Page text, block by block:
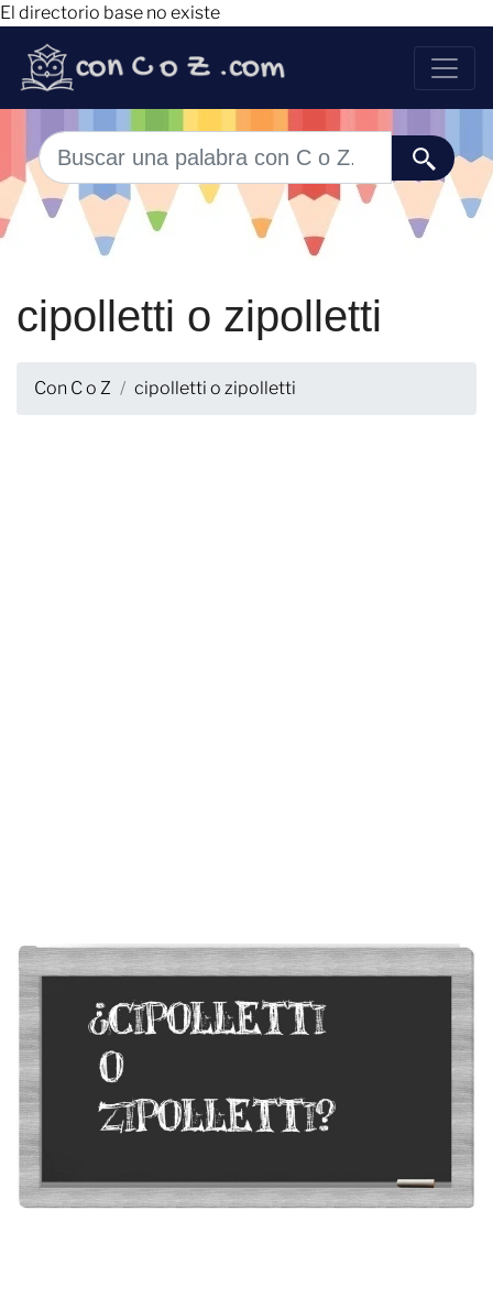
El directorio base no existe
cipolletti o zipolletti
Con C o Z cipolletti o zipolletti